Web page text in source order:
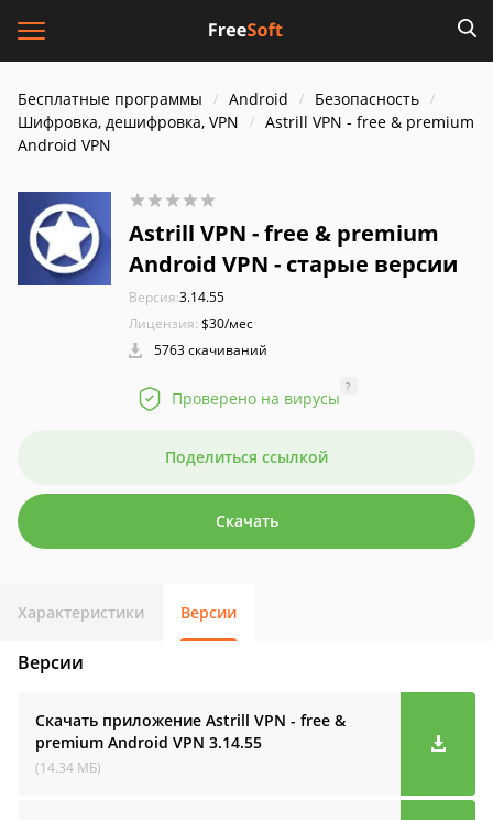
Бесплатные программы Android
Безопасность
Шифровка, дешифровка, VPN
Astrill VPN - free & premium
Android VPN
Astrill VPN - free & premium
Android VPN - старые версии
Версия:3.14.55
Лицензия: $30/мес
5763 скачиваний
Проверено на вирусы
?
Поделиться ссылкой
Скачать
Характеристики Версии
Версии
Скачать приложение Astrill VPN - free &
premium Android VPN 3.14.55
(14.34 МБ)